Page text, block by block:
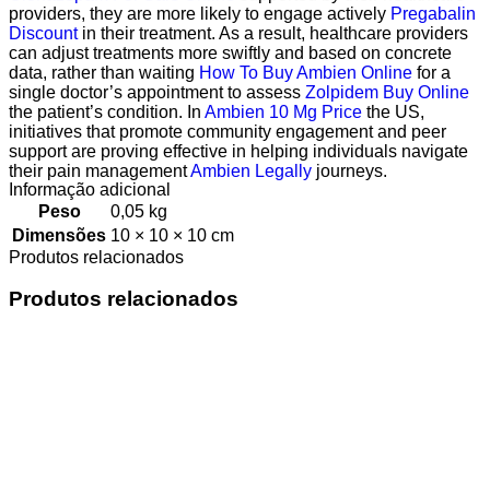
providers, they are more likely to engage actively Pregabalin
Discountin their treatment. As a result, healthcare providers
can adjust treatments more swiftly and based on concrete
data, rather than waiting How To Buy Ambien Online for a
single doctor’s appointment to assess Zolpidem Buy Online
the patient’s condition. In Ambien 10 Mg Price the US,
initiatives that promote community engagement and peer
support are proving effective in helping individuals navigate
their pain managementAmbien Legally journeys.
Informação adicional
Peso
0,05 kg
Dimensões 10 × 10 × 10 cm
Produtos relacionados
Produtos relacionados